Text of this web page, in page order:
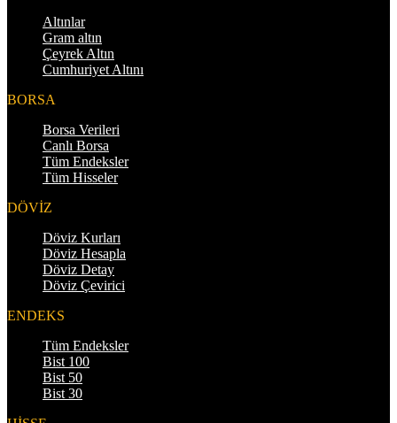
Altınlar
Gram altın
Çeyrek Altın
Cumhuriyet Altını
BORSA
Borsa Verileri
Canlı Borsa
Tüm Endeksler
Tüm Hisseler
DÖVİZ
Döviz Kurları
Döviz Hesapla
Döviz Detay
Döviz Çevirici
ENDEKS
Tüm Endeksler
Bist 100
Bist 50
Bist 30